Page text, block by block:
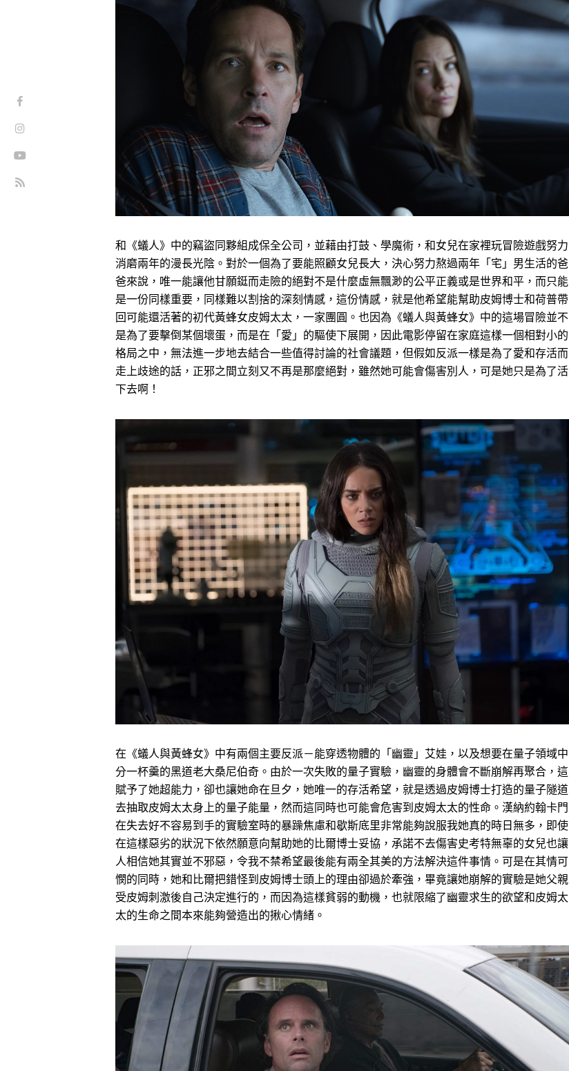
和《蟻人》中的竊盜同夥組成保全公司，並藉由打鼓、學魔術，和女兒在家裡玩冒險遊戲努力
消磨兩年的漫長光陰。對於一個為了要能照顧女兒長大，決心努力熬過兩年「宅」男生活的爸
爸來說，唯一能讓他甘願鋌而走險的絕對不是什麼虛無飄渺的公平正義或是世界和平，而只能
是一份同樣重要，同樣難以割捨的深刻情感，這份情感，就是他希望能幫助皮姆博士和荷普帶
回可能還活著的初代黃蜂女皮姆太太，一家團圓。也因為《蟻人與黃蜂女》中的這場冒險並不
是為了要擊倒某個壞蛋，而是在「愛」的驅使下展開，因此電影停留在家庭這樣一個相對小的
格局之中，無法進一步地去結合一些值得討論的社會議題，但假如反派一樣是為了愛和存活而
走上歧途的話，正邪之間立刻又不再是那麼絕對，雖然她可能會傷害別人，可是她只是為了活
下去啊！
在《蟻人與黃蜂女》中有兩個主要反派－能穿透物體的「幽靈」艾娃，以及想要在量子領域中
分一杯羹的黑道老大桑尼伯奇。由於一次失敗的量子實驗，幽靈的身體會不斷崩解再聚合，這
賦予了她超能力，卻也讓她命在旦夕，她唯一的存活希望，就是透過皮姆博士打造的量子隧道
去抽取皮姆太太身上的量子能量，然而這同時也可能會危害到皮姆太太的性命。漢納約翰卡門
在失去好不容易到手的實驗室時的暴躁焦慮和歇斯底里非常能夠說服我她真的時日無多，即使
在這樣惡劣的狀況下依然願意向幫助她的比爾博士妥協，承諾不去傷害史考特無辜的女兒也讓
人相信她其實並不邪惡，令我不禁希望最後能有兩全其美的方法解決這件事情。可是在其情可
憫的同時，她和比爾把錯怪到皮姆博士頭上的理由卻過於牽強，畢竟讓她崩解的實驗是她父親
受皮姆刺激後自己決定進行的，而因為這樣貧弱的動機，也就限縮了幽靈求生的欲望和皮姆太
太的生命之間本來能夠營造出的揪心情緒。